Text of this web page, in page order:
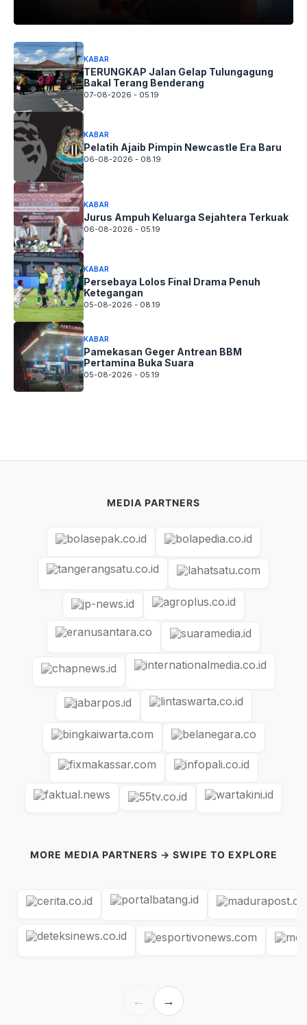
KABAR
TERUNGKAP Jalan Gelap Tulungagung
Bakal Terang Benderang
07-08-2026 - 05.19
KABAR
Pelatih Ajaib Pimpin Newcastle Era Baru
06-08-2026 - 08.19
KABAR
Jurus Ampuh Keluarga Sejahtera Terkuak
06-08-2026 - 05.19
KABAR
Persebaya Lolos Final Drama Penuh
Ketegangan
05-08-2026 - 08.19
KABAR
Pamekasan Geger Antrean BBM
Pertamina Buka Suara
05-08-2026 - 05.19
MEDIA PARTNERS
MORE MEDIA PARTNERS → SWIPE TO EXPLORE
← →